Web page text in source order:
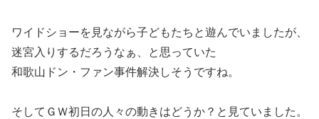
ワイドショーを見ながら子どもたちと遊んでいましたが、
迷宮入りするだろうなぁ、と思っていた
和歌山ドン・ファン事件解決しそうですね。
そしてＧＷ初日の人々の動きはどうか？と見ていました。